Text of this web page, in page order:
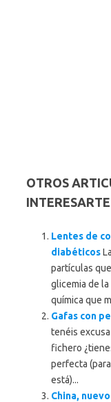
OTROS
Lentes de
diabéticos
partículas
glicemia de
química que
Gafas con
tenéis
fichero
perfecta
está)...
China,